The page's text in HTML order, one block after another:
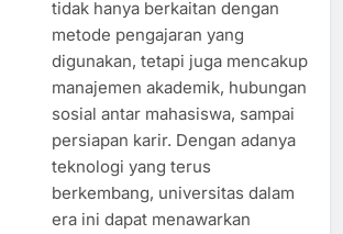
tidak hanya berkaitan dengan
metode pengajaran yang
digunakan, tetapi juga mencakup
manajemen akademik, hubungan
sosial antar mahasiswa, sampai
persiapan karir. Dengan adanya
teknologi yang terus
berkembang, universitas dalam
era ini dapat menawarkan